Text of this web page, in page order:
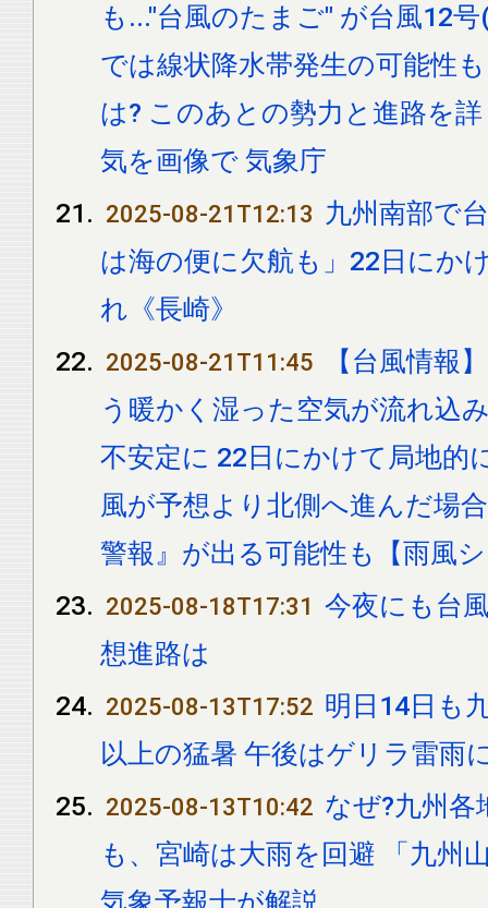
も..."台風のたまご" が台風12
では線状降水帯発生の可能性
は? このあとの勢力と進路を
気を画像で 気象庁
2025-08-21T12:13 九州南部で
は海の便に欠航も」22日にか
れ《長崎》
2025-08-21T11:45
【台風情報
う暖かく湿った空気が流れ込
不安定に 22日にかけて局地的
風が予想より北側へ進んだ場
警報』が出る可能性も【雨風
2025-08-18T17:31 今夜にも台
想進路は
2025-08-13T17:52 明日14日も
以上の猛暑 午後はゲリラ雷雨
2025-08-13T10:42 なぜ?九州各
も、宮崎は大雨を回避 「九州